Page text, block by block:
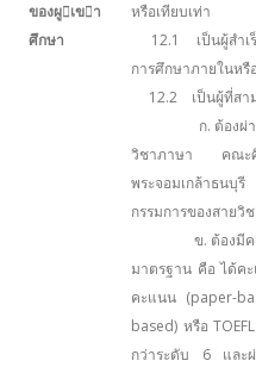
ของผูเขา
ศึกษา
หรือเทียบเท่า
12.1 เป็นผู้สำเ
การศึกษาภายในหรื
12.2 เป็นผู้ที่สา
ก. ต้องผ่
วิชาภาษา คณะศิ
พระจอมเกล้าธน
กรรมการของสายวิ
ข. ต้องมี
มาตรฐาน คือ ได้ค
คะแนน (paper-
based) หรือ
กว่าระดับ 6 และผ่